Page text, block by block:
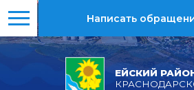
ЕЙСКИЙ
Написать